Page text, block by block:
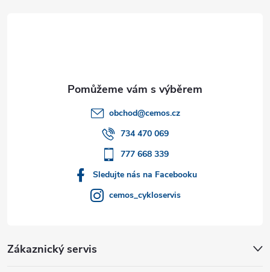
obchod@cemos.cz
734 470 069
777 668 339
Sledujte nás na Facebooku
cemos_cykloservis
Zákaznický servis